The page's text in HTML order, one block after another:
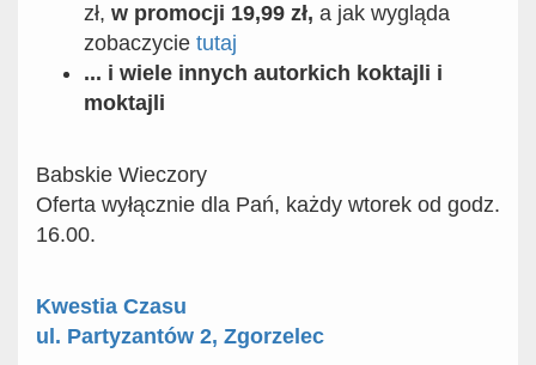
zł, w promocji 19,99 zł, a jak wygląda
zobaczycie tutaj
... i wiele innych autorkich koktajli i
moktajli
Babskie Wieczory
Oferta wyłącznie dla Pań, każdy wtorek od godz.
16.00.
Kwestia Czasu
ul. Partyzantów 2, Zgorzelec